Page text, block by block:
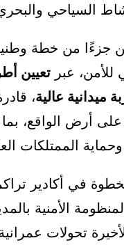
السياحي
جزءًا من خطة
للأمن، عبر تعيين
ميدانية عالية،
على أرض الواقع،
الممتلكات
في أكادير
الأمنية
تحولات